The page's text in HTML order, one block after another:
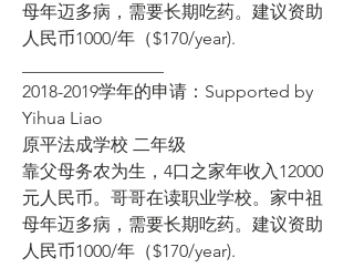
母年迈多病，需要长期吃药。建议资助
人民币1000/年（$170/year).
2018-2019学年的申请：Supported by
Yihua Liao
原平法成学校 二年级
靠父母务农为生，4口之家年收入12000
元人民币。哥哥在读职业学校。家中祖
母年迈多病，需要长期吃药。建议资助
人民币1000/年（$170/year).